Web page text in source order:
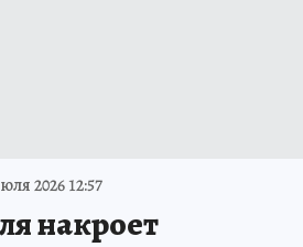
2026 12:57
накроет